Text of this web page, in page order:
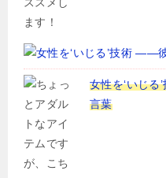
女性を‘いじ
言葉